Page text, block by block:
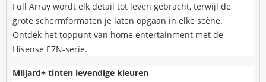
Full Array wordt elk detail tot leven gebracht, terwijl de
grote schermformaten je laten opgaan in elke scène.
Ontdek het toppunt van home entertainment met de
Hisense E7N-serie.
Miljard+ tinten levendige kleuren